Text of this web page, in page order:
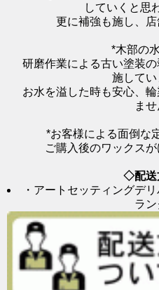
していくと思
更に補強も施し、店
*木部の
研磨作業による古い塗装の
施して
お水を溢した時も安心、輪
ませ
*お客様による面倒な
ご購入後のワックスが
◇配
・アートセッティングデ
ラ